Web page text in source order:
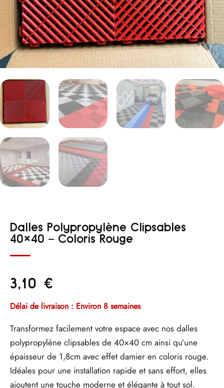
Dalles Polypropylène Clipsables
40×40 – Coloris Rouge
3,10 €
Délai de livraison : Environ 8 semaines
Transformez facilement votre espace avec nos dalles
polypropylène clipsables de 40×40 cm ainsi qu’une
épaisseur de 1,8cm avec effet damier en coloris rouge.
Idéales pour une installation rapide et sans effort, elles
ajoutent une touche moderne et élégante à tout sol.